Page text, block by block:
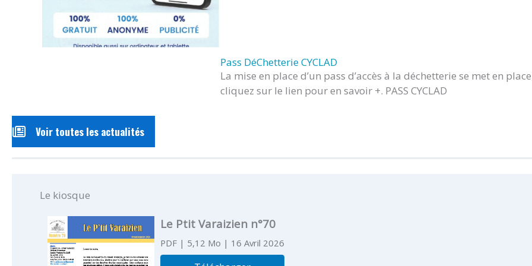
Pass DéChetterie CYCLAD
La mise en place d’un pass d’accès à la déchetterie se met en
cliquez sur le lien pour en savoir +. PASS CYCLAD
Voir toutes les actualités
Le kiosque
Le Ptit Varaizien n°70
PDF| 5,12 Mo | 16 Avril 2026